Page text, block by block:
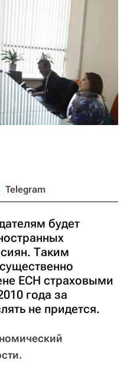
Telegram
будет
Таким
ЕСН страховыми
года за
не придется.